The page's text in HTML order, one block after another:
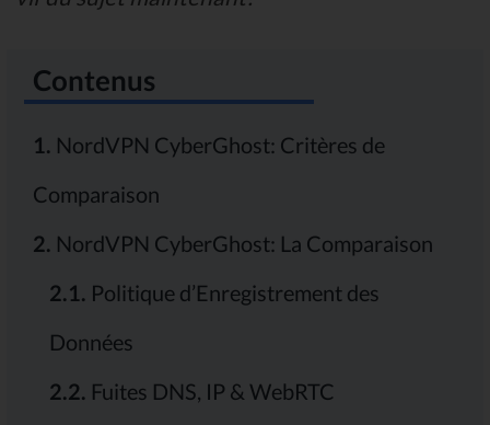
Contenus
1. NordVPN CyberGhost: Critères de
Comparaison
2. NordVPN CyberGhost: La Comparaison
2.1. Politique d’Enregistrement des
Données
2.2. Fuites DNS, IP & WebRTC